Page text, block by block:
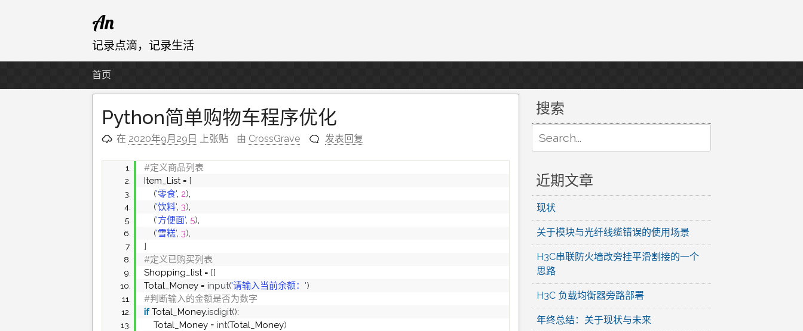
跳
至
内
An
记录点滴，记录生活
首页
Python简单购物车程序优化
在 2020年9月29日 上张贴 由 CrossGrave 发表回复
#定义商品列表
Item_List = [
('零食', 2),
('饮料', 3),
('方便面', 5),
('雪糕', 3),
]
#定义已购买列表
Shopping_list = []
Total_Money = input('请输入当前余额：')
#判断输入的金额是否为数字
if Total_Money.isdigit():
    Total_Money =
int(Total_Money)
搜索
for:
近期文章
现状
关于模块与光纤线缆错误的使用场景
H3C串联防火墙改旁挂平滑割接的一个
思路
H3C 负载均衡器旁路部署
年终总结：关于现状与未来